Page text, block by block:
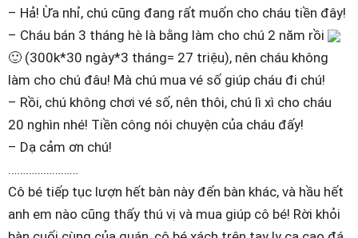
– Hả! Ừa nhỉ, chú cũng đang rất muốn cho cháu tiền đây!
– Cháu bán 3 tháng hè là bằng làm cho chú 2 năm rồi
🙂 (300k*30 ngày*3 tháng= 27 triệu), nên cháu không
làm cho chú đâu! Mà chú mua vé số giúp cháu đi chú!
– Rồi, chú không chơi vé số, nên thôi, chú lì xì cho cháu
20 nghìn nhé! Tiền công nói chuyện của cháu đấy!
– Dạ cảm ơn chú!
……………………
Cô bé tiếp tục lượn hết bàn này đến bàn khác, và hầu hết
anh em nào cũng thấy thú vị và mua giúp cô bé! Rời khỏi